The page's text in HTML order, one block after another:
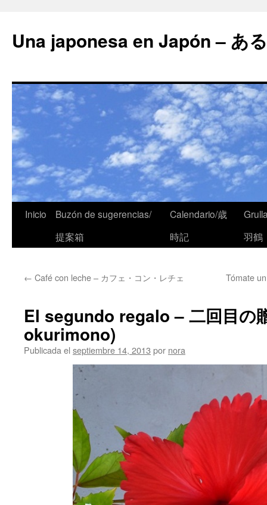
Una japonesa en Japón – あ
Inicio
Buzón de sugerencias/
提案箱
Calendario/歳
時記
羽鶴
← Café con leche – カフェ・コン・レチェ Tómate
El segundo regalo – 二回目の
okurimono)
Publicada el septiembre 14, 2013 por nora